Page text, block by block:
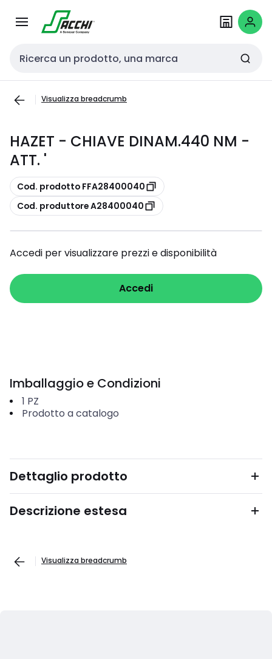
navigazionecontenuto
Cerca input
Visualizza breadcrumb
HAZET - CHIAVE DINAM.440 NM -
ATT. '
copia
Cod. prodotto FFA28400040
copia
Cod. produttore A28400040
Accedi per visualizzare prezzi e disponibilità
Accedi
Imballaggio e Condizioni
1 PZ
Prodotto a catalogo
Dettaglio prodotto
Descrizione estesa
Visualizza breadcrumb